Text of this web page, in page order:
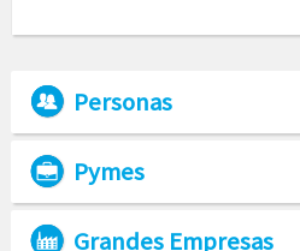
Personas
Pymes
Grandes Empresas